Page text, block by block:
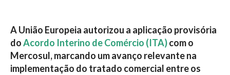
A União Europeia autorizou a aplicação provisória
doAcordo Interino de Comércio (ITA)com o
Mercosul, marcando um avanço relevante na
implementação do tratado comercial entre os